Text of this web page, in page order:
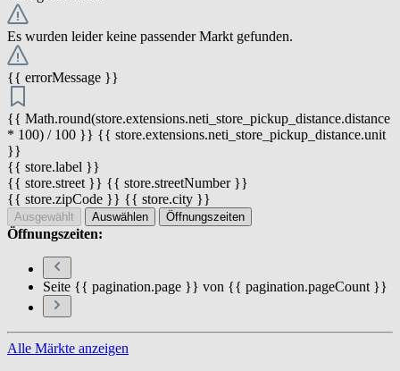
Es wurden leider keine passender Markt gefunden.
{{ errorMessage }}
{{ Math.round(store.extensions.neti_store_pickup_distance.distance
* 100) / 100 }} {{ store.extensions.neti_store_pickup_distance.unit
}}
{{ store.label }}
{{ store.street }} {{ store.streetNumber }}
{{ store.zipCode }} {{ store.city }}
Ausgewählt Auswählen Öffnungszeiten
Öffnungszeiten:
Seite {{ pagination.page }} von {{ pagination.pageCount }}
Alle Märkte anzeigen